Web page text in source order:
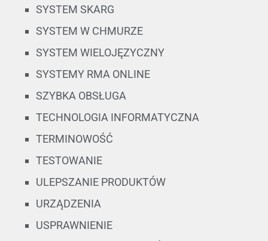
SYSTEM SKARG
SYSTEM W CHMURZE
SYSTEM WIELOJĘZYCZNY
SYSTEMY RMA ONLINE
SZYBKA OBSŁUGA
TECHNOLOGIA INFORMATYCZNA
TERMINOWOŚĆ
TESTOWANIE
ULEPSZANIE PRODUKTÓW
URZĄDZENIA
USPRAWNIENIE